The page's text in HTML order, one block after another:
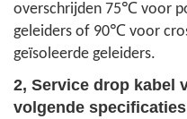
overschrijden 75℃ voor
geleiders of 90℃ voor
geïsoleerde geleiders.
2, Service drop kabel
volgende